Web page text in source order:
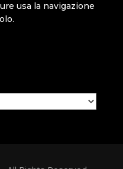
usa la navigazione